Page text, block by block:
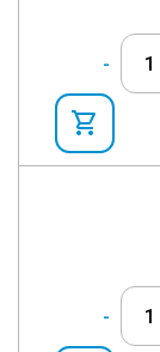
-
shopping_cart
-